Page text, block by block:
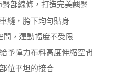
臀部線條，打造完美翹臀
縫，胯下均勻貼身
間，運動幅度不受限
給予彈力布料高度伸縮空間
位平坦的接合